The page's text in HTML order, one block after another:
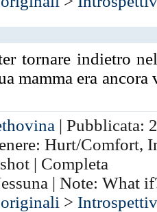
tornare indietro
mamma era
| Pubblicata:
Hurt/Comfort,
| Completa
| Note: What
>